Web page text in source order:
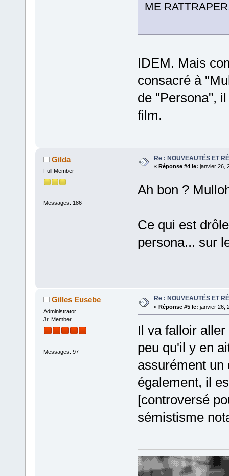
ME
IDEM. Mais
consacré à
de "Persona",
film.
Gilda
Full Member
Messages: 186
Re : NOUVEAUTÉS ET
« Réponse #4 le: janvier 26,
Ah bon ?
Ce qui est
persona... sur
Gilles Eusebe
Administrator
Jr. Member
Messages: 97
Re : NOUVEAUTÉS ET
« Réponse #5 le: janvier 26,
Il va falloir
peu qu'il y en
assurément un
également, il
[controversé
sémistisme